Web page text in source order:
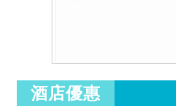
酒店優惠